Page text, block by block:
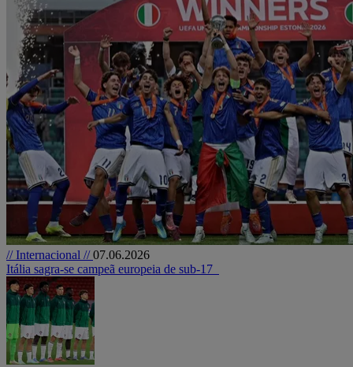
// Internacional //07.06.2026
Itália sagra-se campeã europeia de sub-17